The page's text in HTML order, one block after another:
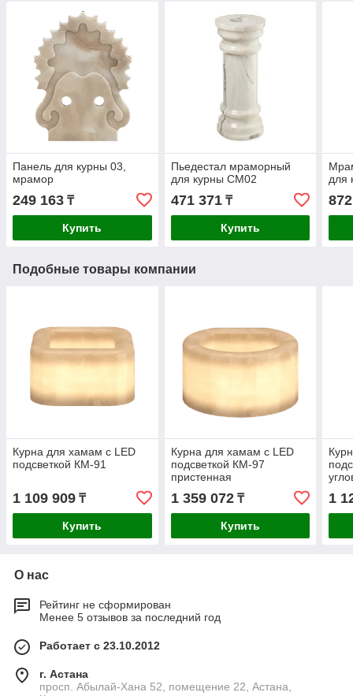
Панель для курны 03,
мрамор
249 163 ₸
Купить
Пьедестал мраморный
для курны СМ02
471 371₸
Купить
для
Подобные товары компании
Курна для хамам с LED
подсветкой КМ-91
1 109 909 ₸
Купить
Курна для хамам с LED
подсветкой КМ-97
пристенная
1 359 072₸
Купить
1
О нас
Рейтинг не сформирован
Менее 5 отзывов за последний год
Работает с 23.10.2012
г. Астана
просп. Абылай-Хана 52, помещение 22, Астана,